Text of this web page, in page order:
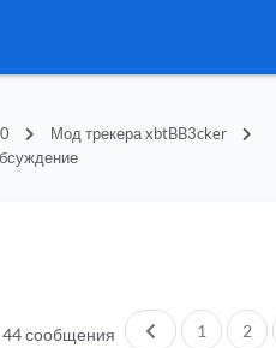
Мод трекера xbtBB3cker
44 сообщения Пред.
1 2